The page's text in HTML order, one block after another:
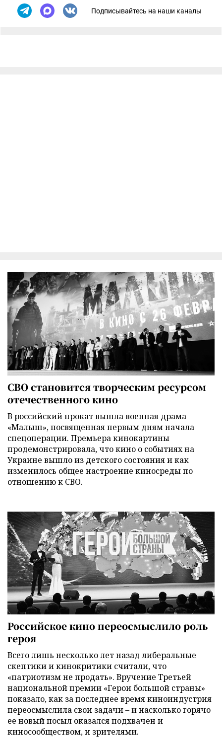
Подписывайтесь на наши каналы
СВО становится творческим ресурсом
отечественного кино
В российский прокат вышла военная драма
«Малыш», посвященная первым дням начала
спецоперации. Премьера кинокартины
продемонстрировала, что кино о событиях на
Украине вышло из детского состояния и как
изменилось общее настроение киносреды по
отношению к СВО.
Российское кино переосмыслило роль
героя
Всего лишь несколько лет назад либеральные
скептики и кинокритики считали, что
«патриотизм не продать». Вручение Третьей
национальной премии «Герои большой страны»
показало, как за последнее время киноиндустрия
переосмыслила свои задачи – и насколько горячо
ее новый посыл оказался подхвачен и
киносообществом, и зрителями.